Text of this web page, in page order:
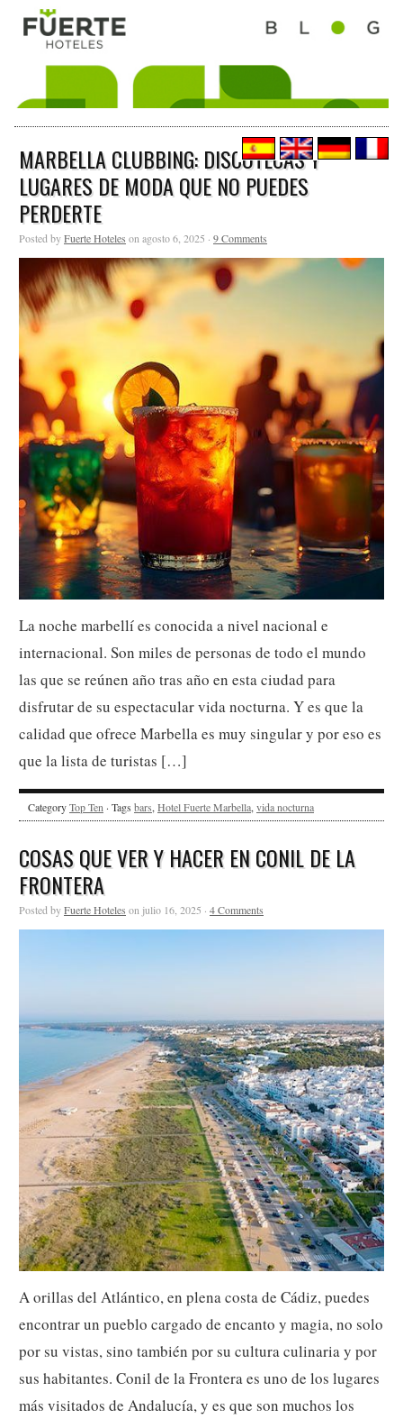
MARBELLA CLUBBING: DISCOTECAS Y
LUGARES DE MODA QUE NO PUEDES
PERDERTE
Posted byFuerte Hoteles on agosto 6, 2025 · 9 Comments
La noche marbellí es conocida a nivel nacional e
internacional. Son miles de personas de todo el mundo
las que se reúnen año tras año en esta ciudad para
disfrutar de su espectacular vida nocturna. Y es que la
calidad que ofrece Marbella es muy singular y por eso es
que la lista de turistas […]
CategoryTop Ten · Tags bars, Hotel Fuerte Marbella, vida nocturna
COSAS QUE VER Y HACER EN CONIL DE LA
FRONTERA
Posted byFuerte Hoteles on julio 16, 2025 · 4 Comments
A orillas del Atlántico, en plena costa de Cádiz, puedes
encontrar un pueblo cargado de encanto y magia, no solo
por su vistas, sino también por su cultura culinaria y por
sus habitantes. Conil de la Frontera es uno de los lugares
más visitados de Andalucía, y es que son muchos los